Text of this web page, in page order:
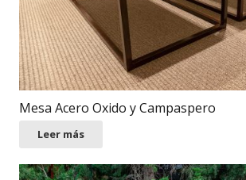
Mesa Acero Oxido y Campaspero
Leer más